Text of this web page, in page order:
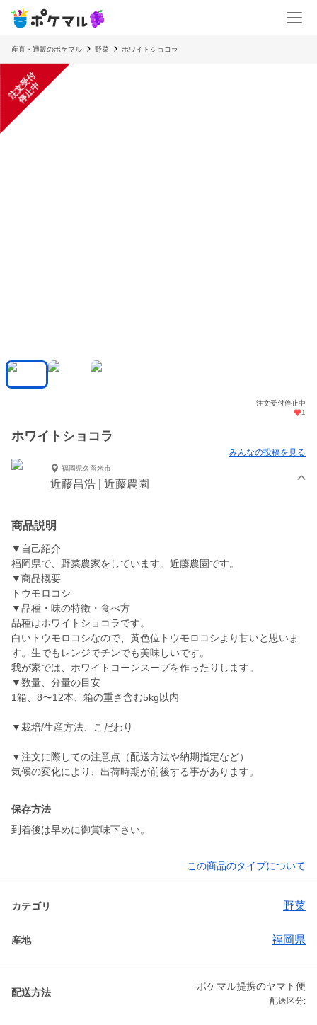
産直・通販のポケマル 野菜 ホワイトショコラ
注
文
受
付
停
止
中
注文受付停止中
1
ホワイトショコラ
みんなの投稿を見る
福岡県久留米市
近藤昌浩 | 近藤農園
商品説明
▼自己紹介
福岡県で、野菜農家をしています。近藤農園です。
▼商品概要
トウモロコシ
▼品種・味の特徴・食べ方
品種はホワイトショコラです。
白いトウモロコシなので、黄色位トウモロコシより甘いと思いま
す。生でもレンジでチンでも美味しいです。
我が家では、ホワイトコーンスープを作ったりします。
▼数量、分量の目安
1箱、8〜12本、箱の重さ含む5kg以内
▼栽培/生産方法、こだわり
▼注文に際しての注意点（配送方法や納期指定など）
保存方法
到着後は早めに御賞味下さい。
この商品のタイプについて
カテゴリ 野菜
産地 福岡県
配送方法
ポケマル提携のヤマト便
配送区分: